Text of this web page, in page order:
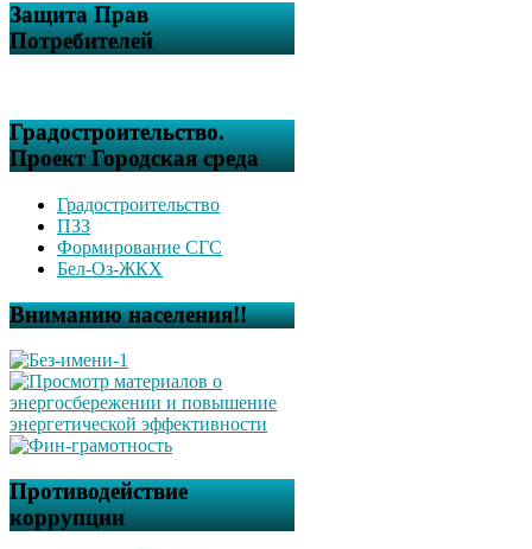
Защита Прав
Потребителей
Градостроительство.
Проект Городская среда
Градостроительство
ПЗЗ
Формирование СГС
Бел-Оз-ЖКХ
Вниманию населения!!
Противодействие
коррупции